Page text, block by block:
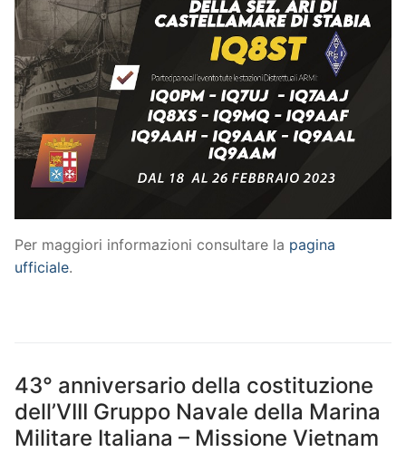
Per maggiori informazioni consultare la pagina
ufficiale.
43° anniversario della costituzione
dell’VIII Gruppo Navale della Marina
Militare Italiana – Missione Vietnam